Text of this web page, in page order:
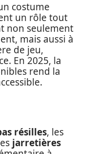
costume
un rôle tout
non seulement
mais aussi à
de jeu,
En 2025, la
rend la
résilles, les
jarretières